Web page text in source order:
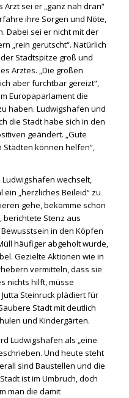
sei er „ganz nah dran“
ihre Sorgen und Nöte,
Dabei sei er nicht mit der
„rein gerutscht“. Natürlich
Stadtspitze groß und
Arztes. „Die großen
aber furchtbar gereizt“,
Europaparlament die
haben. Ludwigshafen und
die Stadt habe sich in den
geändert. „Gute
können helfen“,
wechselt,
„herzliches Beileid“ zu
gehe, bekomme schon
berichtete Stenz aus
in den Köpfen
häufiger abgeholt wurde,
Gezielte Aktionen wie in
vermitteln, dass sie
nichts hilft, müsse
Steinruck plädiert für
Stadt mit deutlich
und Kindergärten.
Ludwigshafen als „eine
Und heute steht
sind Baustellen und die
ist im Umbruch, doch
man die damit